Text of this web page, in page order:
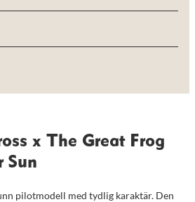
x The Great Frog
Sun
pilotmodell med tydlig karaktär. Den